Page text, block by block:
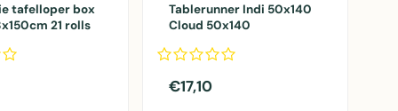
tafelloper box
21 rolls
Tablerunner Indi 50x140
Cloud 50x140
€17,10